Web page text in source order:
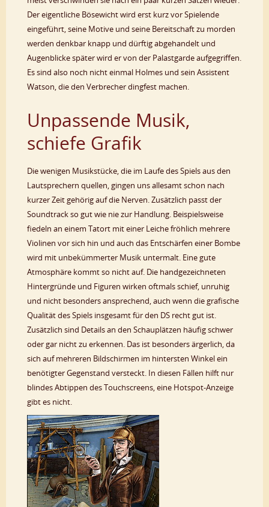
Der eigentliche Bösewicht wird erst kurz vor Spielende
eingeführt, seine Motive und seine Bereitschaft zu morden
werden denkbar knapp und dürftig abgehandelt und
Augenblicke später wird er von der Palastgarde aufgegriffen.
Es sind also noch nicht einmal Holmes und sein Assistent
Watson, die den Verbrecher dingfest machen.
Unpassende Musik,
schiefe Grafik
Die wenigen Musikstücke, die im Laufe des Spiels aus den
Lautsprechern quellen, gingen uns allesamt schon nach
kurzer Zeit gehörig auf die Nerven. Zusätzlich passt der
Soundtrack so gut wie nie zur Handlung. Beispielsweise
fiedeln an einem Tatort mit einer Leiche fröhlich mehrere
Violinen vor sich hin und auch das Entschärfen einer Bombe
wird mit unbekümmerter Musik untermalt. Eine gute
Atmosphäre kommt so nicht auf. Die handgezeichneten
Hintergründe und Figuren wirken oftmals schief, unruhig
und nicht besonders ansprechend, auch wenn die grafische
Qualität des Spiels insgesamt für den DS recht gut ist.
Zusätzlich sind Details an den Schauplätzen häufig schwer
oder gar nicht zu erkennen. Das ist besonders ärgerlich, da
sich auf mehreren Bildschirmen im hintersten Winkel ein
benötigter Gegenstand versteckt. In diesen Fällen hilft nur
blindes Abtippen des Touchscreens, eine Hotspot-Anzeige
gibt es nicht.